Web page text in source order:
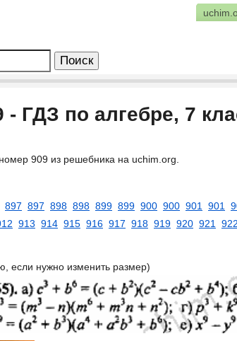
- ГДЗ по алгебре, 7
909 из решебника на uchim.org.
897 897 898 898 899 899 900 900 901 901
913 914 915 916 917 918 919 920 921
если нужно изменить размер)